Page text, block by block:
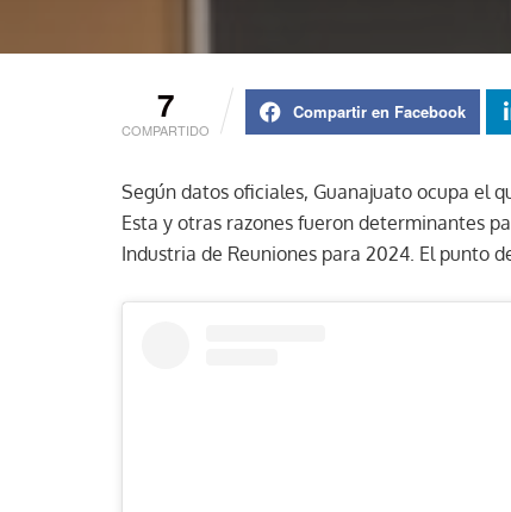
7
COMPARTIDO
Compartir en Facebook
Según datos oficiales, Guanajuato ocupa el
Esta y otras razones fueron determinantes
Industria de Reuniones para 2024. El punto